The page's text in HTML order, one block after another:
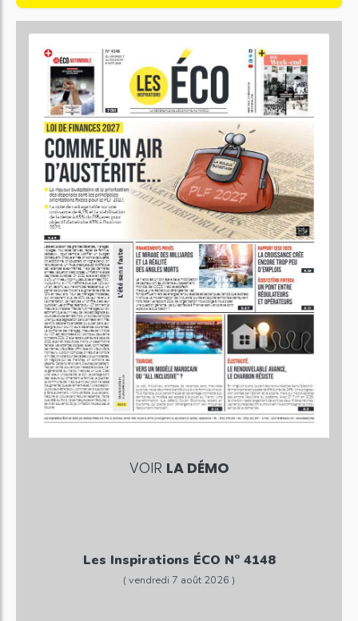
VOIR LA DÉMO
Les Inspirations ÉCO N° 4148
( vendredi 7 août 2026 )